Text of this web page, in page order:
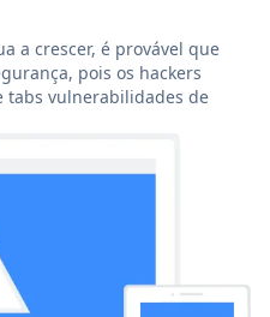
a crescer, é provável que
pois os hackers
tabs vulnerabilidades de